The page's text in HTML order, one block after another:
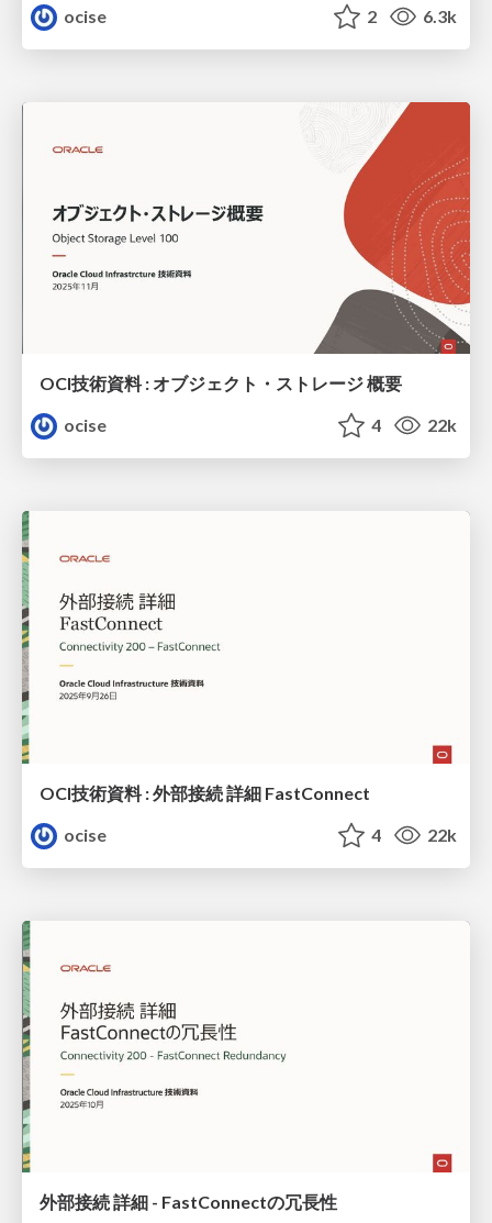
ocise 2 6.3k
OCI技術資料 : オブジェクト・ストレージ 概要
ocise
4 22k
OCI技術資料 : 外部接続 詳細 FastConnect
ocise
4 22k
外部接続 詳細 - FastConnectの冗長性